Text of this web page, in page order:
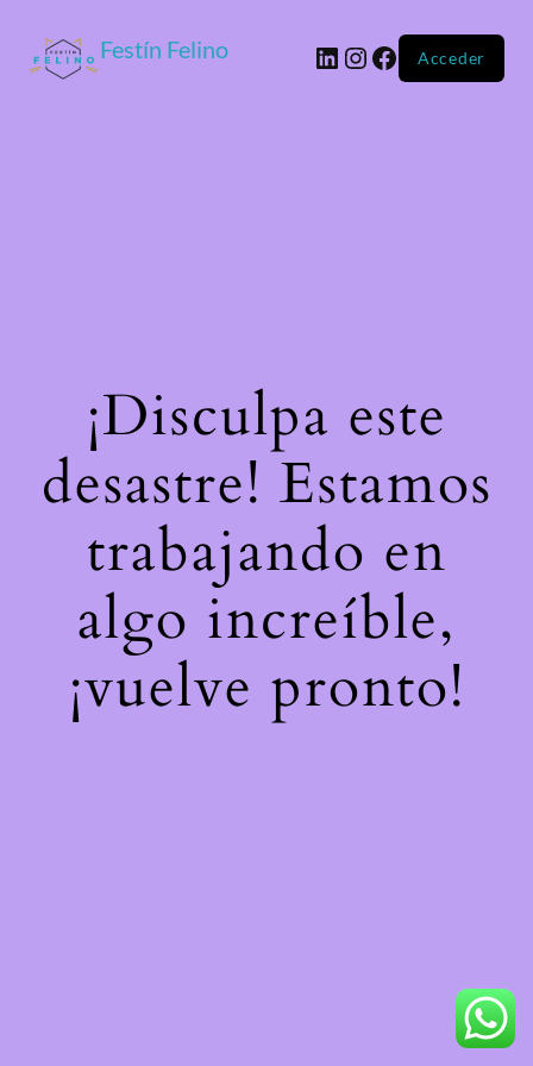
Festín Felino Acceder
¡Disculpa este
desastre! Estamos
trabajando en
algo increíble,
¡vuelve pronto!